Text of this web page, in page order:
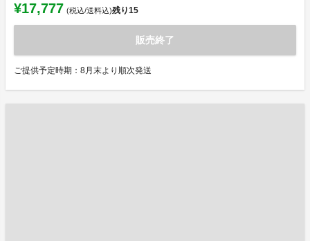
¥17,777 (税込/送料込)残り15
販売終了
ご提供予定時期：8月末より順次発送